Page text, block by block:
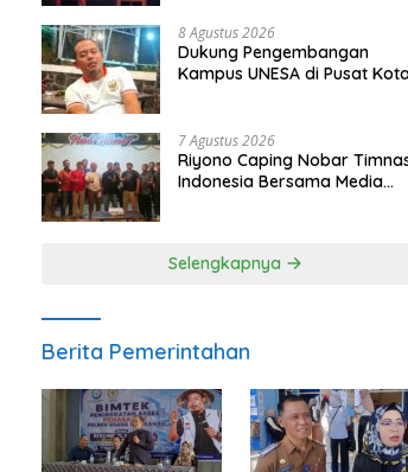
8 Agustus 2026
Dukung Pengembangan
Kampus UNESA di Pusat
Magetan
7 Agustus 2026
Riyono Caping Nobar
Indonesia Bersama Media
Selengkapnya
Berita Pemerintahan